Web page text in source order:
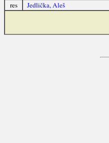
res
Jedlička, Aleš